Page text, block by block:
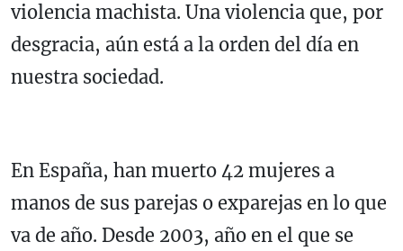
violencia machista. Una violencia que, por
desgracia, aún está a la orden del día en
nuestra sociedad.
En España, han muerto 42 mujeres a
manos de sus parejas o exparejas en lo que
va de año. Desde 2003, año en el que se